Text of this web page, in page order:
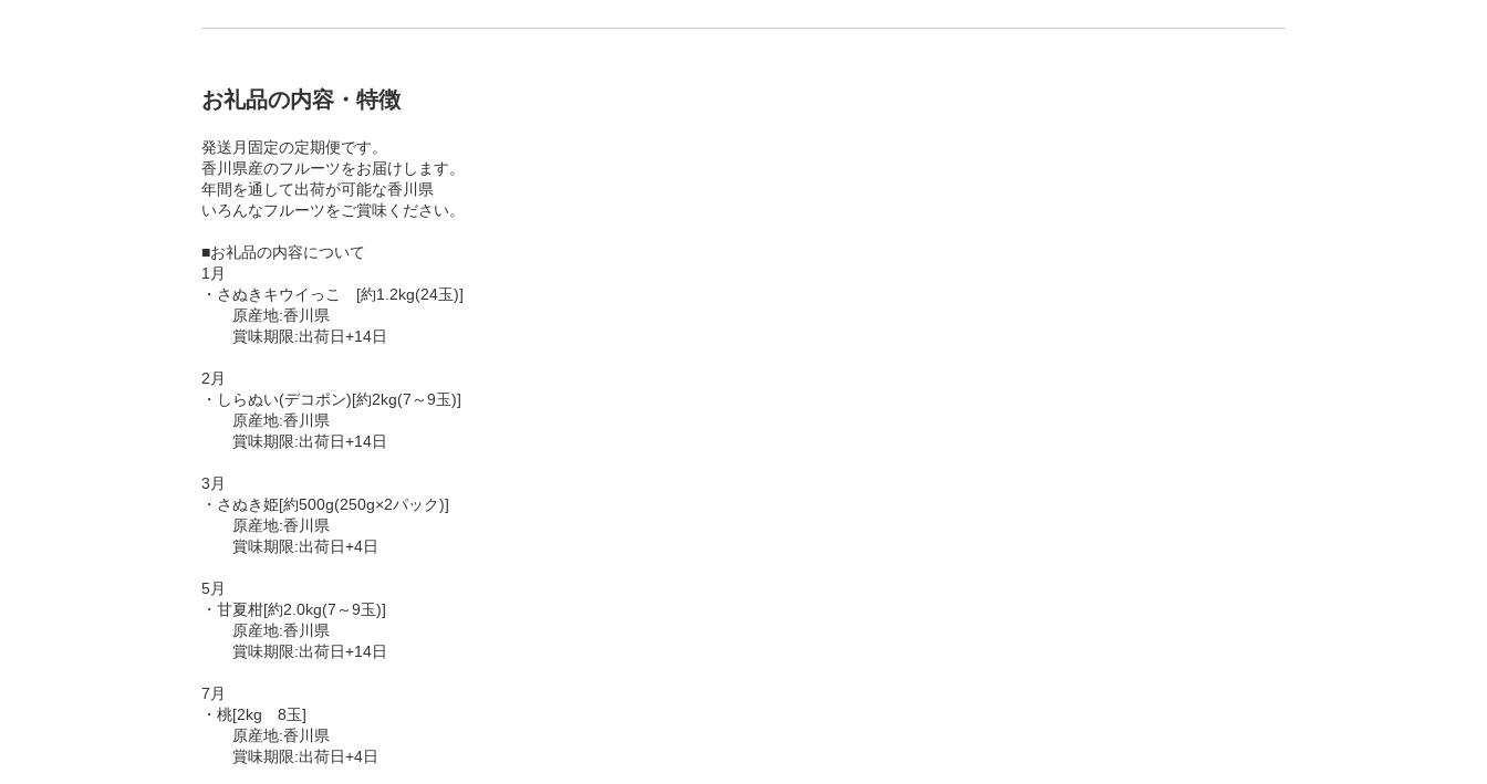
お礼品の内容・特徴
発送月固定の定期便です。
香川県産のフルーツをお届けします。
年間を通して出荷が可能な香川県
いろんなフルーツをご賞味ください。
■お礼品の内容について
1月
・さぬきキウイっこ [約1.2kg(24玉)]
原産地:香川県
賞味期限:出荷日+14日
2月
・しらぬい(デコポン)[約2kg(7～9玉)]
原産地:香川県
賞味期限:出荷日+14日
3月
・さぬき姫[約500g(250g×2パック)]
原産地:香川県
賞味期限:出荷日+4日
5月
・甘夏柑[約2.0kg(7～9玉)]
原産地:香川県
賞味期限:出荷日+14日
7月
・桃[2kg 8玉]
原産地:香川県
賞味期限:出荷日+4日